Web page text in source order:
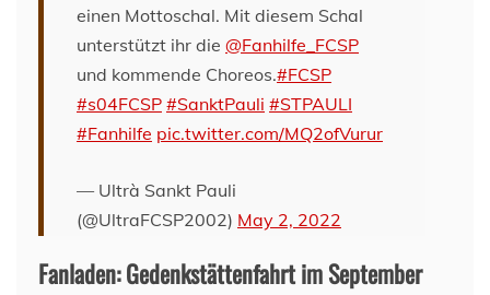
einen Mottoschal. Mit diesem Schal
unterstützt ihr die @Fanhilfe_FCSP
und kommende Choreos.#FCSP
#s04FCSP #SanktPauli #STPAULI
#Fanhilfe pic.twitter.com/MQ2ofVurur
— Ultrà Sankt Pauli
(@UltraFCSP2002) May 2, 2022
Fanladen: Gedenkstättenfahrt im September